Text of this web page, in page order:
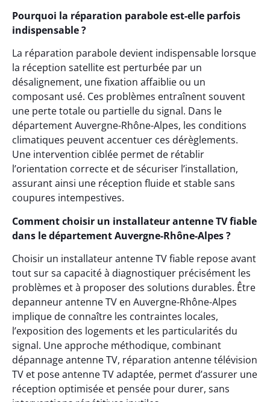
Pourquoi la réparation parabole est-elle parfois
indispensable ?
La réparation parabole devient indispensable lorsque
la réception satellite est perturbée par un
désalignement, une fixation affaiblie ou un
composant usé. Ces problèmes entraînent souvent
une perte totale ou partielle du signal. Dans le
département Auvergne-Rhône-Alpes, les conditions
climatiques peuvent accentuer ces dérèglements.
Une intervention ciblée permet de rétablir
l’orientation correcte et de sécuriser l’installation,
assurant ainsi une réception fluide et stable sans
coupures intempestives.
Comment choisir un installateur antenne TV fiable
dans le département Auvergne-Rhône-Alpes ?
Choisir un installateur antenne TV fiable repose avant
tout sur sa capacité à diagnostiquer précisément les
problèmes et à proposer des solutions durables. Être
depanneur antenne TV en Auvergne-Rhône-Alpes
implique de connaître les contraintes locales,
l’exposition des logements et les particularités du
signal. Une approche méthodique, combinant
dépannage antenne TV, réparation antenne télévision
TV et pose antenne TV adaptée, permet d’assurer une
réception optimisée et pensée pour durer, sans